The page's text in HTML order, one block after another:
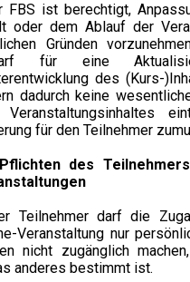
FBS ist berechtigt,
oder dem Ablauf der
Gründen
für eine
des (Kurs-
dadurch keine
für den Teilnehmer
Pflichten des
Teilnehmer darf die
Veranstaltung nur
nicht zugänglich
anderes bestimmt ist.